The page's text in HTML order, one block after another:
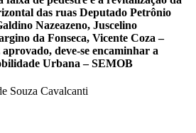
das ruas Deputado Petrônio
Nazeazeno, Juscelino
da Fonseca, Vicente Coza –
deve-se encaminhar a
Urbana – SEMOB
Souza Cavalcanti